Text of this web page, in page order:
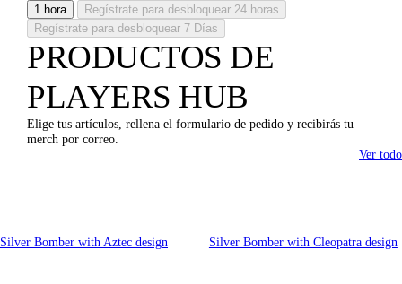
1 hora Regístrate para desbloquear 24 horas
Regístrate para desbloquear 7 Días
PRODUCTOS DE
PLAYERS HUB
Elige tus artículos, rellena el formulario de pedido y recibirás tu
merch por correo.
Ver todo
Silver Bomber with Aztec design Silver Bomber with Cleopatra design